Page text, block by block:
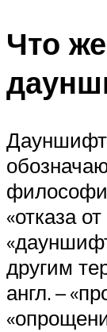
Что
«отказа
другим
англ. –